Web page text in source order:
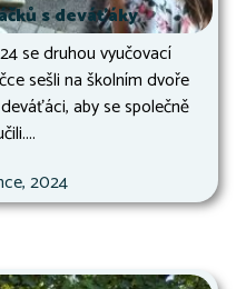
s deváťáky
se druhou vyučovací
sešli na školním dvoře
aby se společně
2024